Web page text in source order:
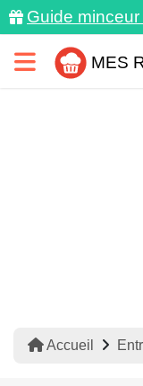
Guide minceur
MES
Accueil